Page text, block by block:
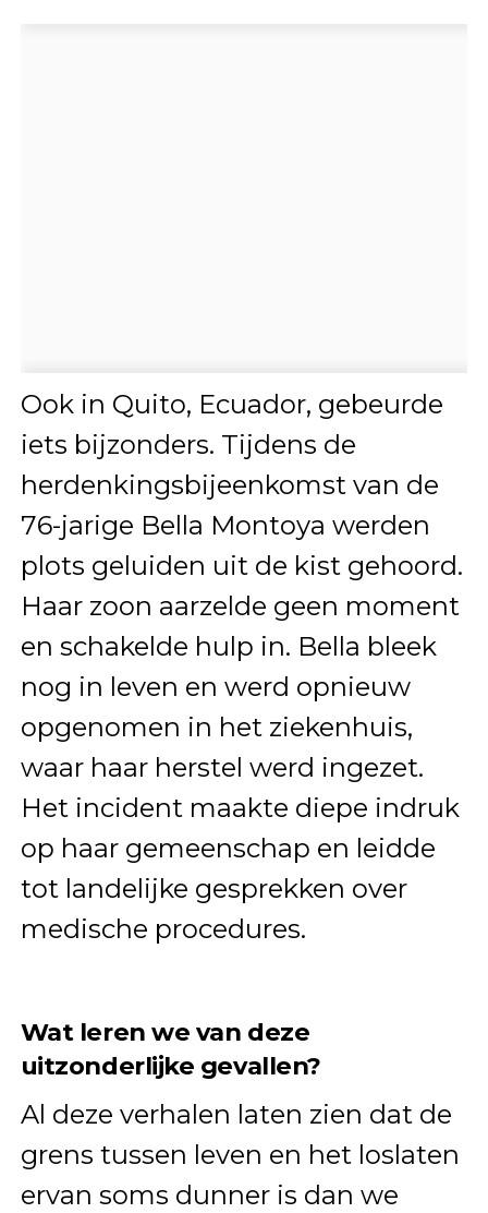
Ook in Quito, Ecuador, gebeurde
iets bijzonders. Tijdens de
herdenkingsbijeenkomst van de
76-jarige Bella Montoya werden
plots geluiden uit de kist gehoord.
Haar zoon aarzelde geen moment
en schakelde hulp in. Bella bleek
nog in leven en werd opnieuw
opgenomen in het ziekenhuis,
waar haar herstel werd ingezet.
Het incident maakte diepe indruk
op haar gemeenschap en leidde
tot landelijke gesprekken over
medische procedures.
Wat leren we van deze
uitzonderlijke gevallen?
Al deze verhalen laten zien dat de
grens tussen leven en het loslaten
ervan soms dunner is dan we